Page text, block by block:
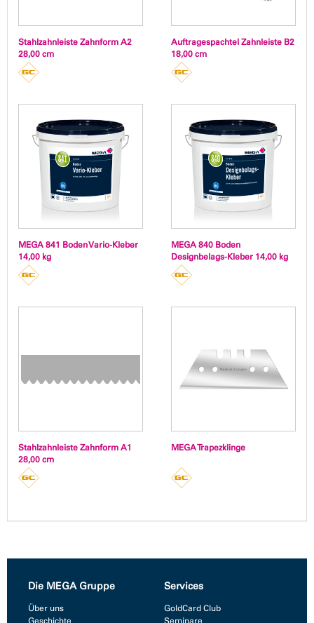
Stahlzahnleiste Zahnform A2
28,00 cm
Auftragespachtel Zahnleiste B2
18,00 cm
MEGA 841 Boden Vario-Kleber
14,00 kg
MEGA 840 Boden
Designbelags-Kleber 14,00 kg
Stahlzahnleiste Zahnform A1
28,00 cm
MEGA Trapezklinge
Die MEGA Gruppe
Über uns
Geschichte
Services
GoldCard Club
Seminare